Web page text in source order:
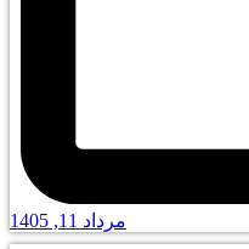
مرداد 11, 1405